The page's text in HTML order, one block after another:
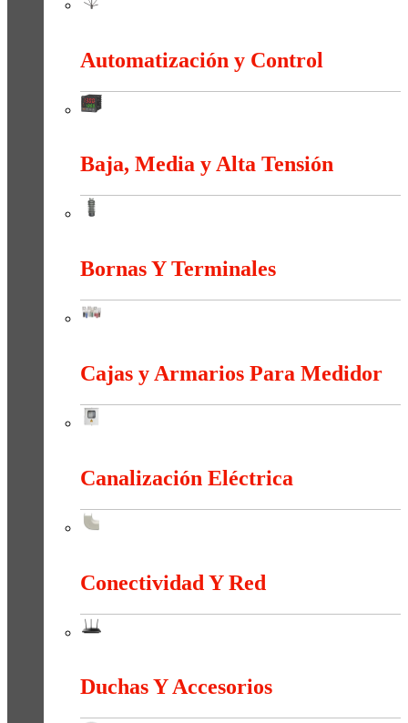
Automatización y Control
Baja, Media y Alta Tensión
Bornas Y Terminales
Cajas y Armarios Para Medidor
Canalización Eléctrica
Conectividad Y Red
Duchas Y Accesorios